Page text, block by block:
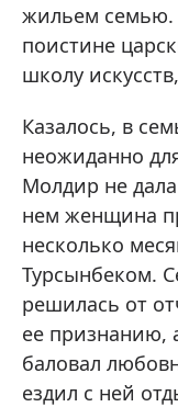
жильем семью.
поистине
школу
Казалось, в
неожиданно
Молдир не
нем женщина
несколько
Турсынбеком.
решилась от
ее признанию,
баловал
ездил с ней